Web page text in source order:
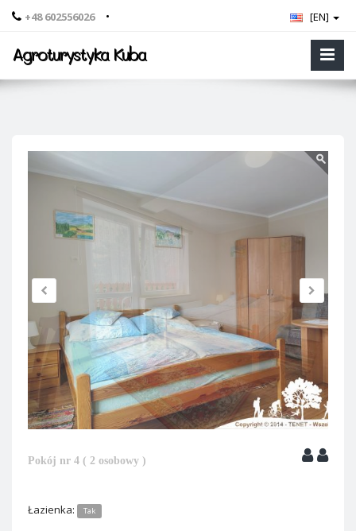
+48 602556026 • [EN]
Agroturystyka Kuba
Pokój nr 4 ( 2 osobowy )
Łazienka: Tak